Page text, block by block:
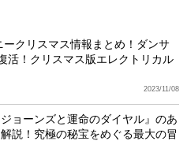
ークリスマス情報まとめ！ダンサ
活！クリスマス版エレクトリカル
2023/11/08
ョーンズと運命のダイヤル』のあ
説！究極の秘宝をめぐる最大の冒